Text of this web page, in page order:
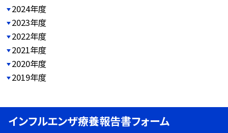
2024年度
2023年度
2022年度
2021年度
2020年度
2019年度
インフルエンザ療養報告書フォーム